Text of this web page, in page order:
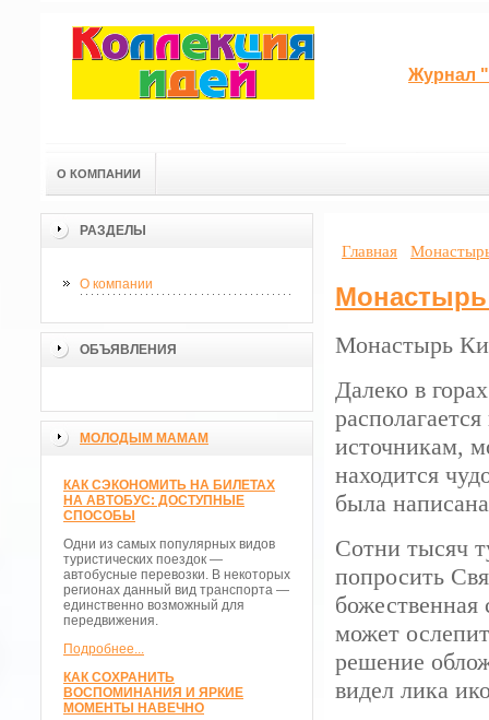
Журнал
О КОМПАНИИ
РАЗДЕЛЫ
О компании
ОБЪЯВЛЕНИЯ
МОЛОДЫМ МАМАМ
КАК СЭКОНОМИТЬ НА БИЛЕТАХ
НА АВТОБУС: ДОСТУПНЫЕ
СПОСОБЫ
Одни из самых популярных видов
туристических поездок —
автобусные перевозки. В некоторых
регионах данный вид транспорта —
единственно возможный для
передвижения.
Подробнее...
КАК СОХРАНИТЬ
ВОСПОМИНАНИЯ И ЯРКИЕ
МОМЕНТЫ НАВЕЧНО
Главная
Монастырь
Монастырь
Далеко в
источникам,
находится
была
Сотни тысяч
попросить
божественная
может
решение
видел лика